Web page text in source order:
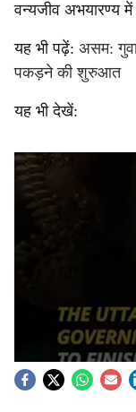
वन्यजीव अभयारण्य में
यह भी पढ़ें: असम:
पकड़ने की शुरुआत
यह भी देखें: